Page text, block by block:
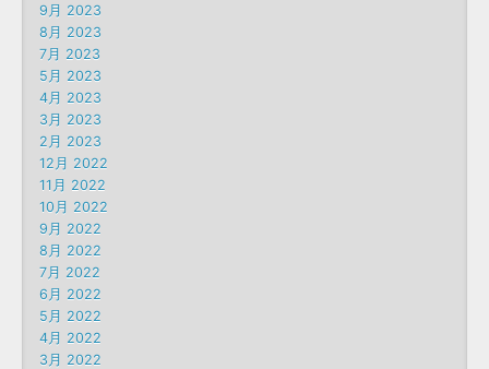
9月 2023
8月 2023
7月 2023
5月 2023
4月 2023
3月 2023
2月 2023
12月 2022
11月 2022
10月 2022
9月 2022
8月 2022
7月 2022
6月 2022
5月 2022
4月 2022
3月 2022